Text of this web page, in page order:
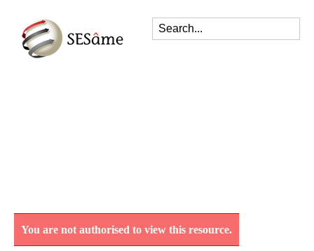
You are not authorised to view this resource.